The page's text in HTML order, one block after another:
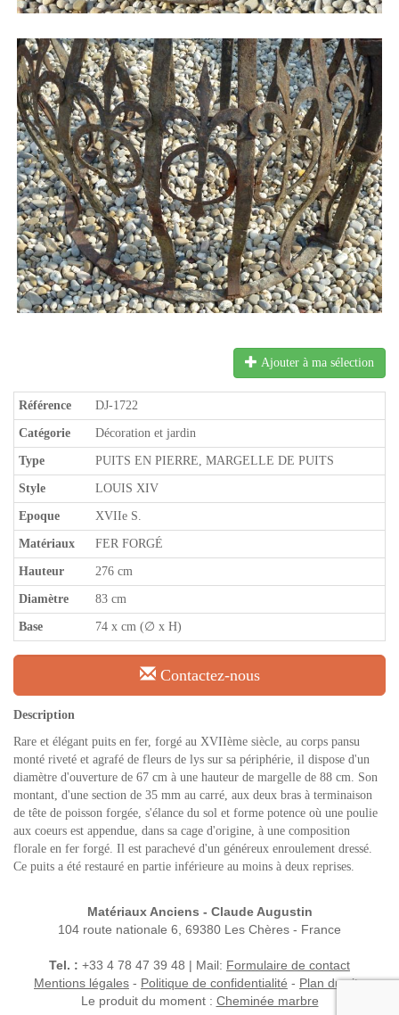
Ajouter à ma sélection
Référence DJ-1722
Catégorie Décoration et jardin
Type PUITS EN PIERRE, MARGELLE DE PUITS
Style LOUIS XIV
Epoque XVIIe S.
Matériaux FER FORGÉ
Hauteur 276 cm
Diamètre 83 cm
Base 74 x cm (∅ x H)
Contactez-nous
Description
Rare et élégant puits en fer, forgé au XVIIème siècle, au corps pansu
monté riveté et agrafé de fleurs de lys sur sa périphérie, il dispose d'un
diamètre d'ouverture de 67 cm à une hauteur de margelle de 88 cm. Son
montant, d'une section de 35 mm au carré, aux deux bras à terminaison
de tête de poisson forgée, s'élance du sol et forme potence où une poulie
aux coeurs est appendue, dans sa cage d'origine, à une composition
florale en fer forgé. Il est parachevé d'un généreux enroulement dressé.
Ce puits a été restauré en partie inférieure au moins à deux reprises.
Matériaux Anciens - Claude Augustin
104 route nationale 6, 69380 Les Chères - France
Tel. : +33 4 78 47 39 48 | Mail: Formulaire de contact
Mentions légales - Politique de confidentialité - Plan du site
Le produit du moment : Cheminée marbre